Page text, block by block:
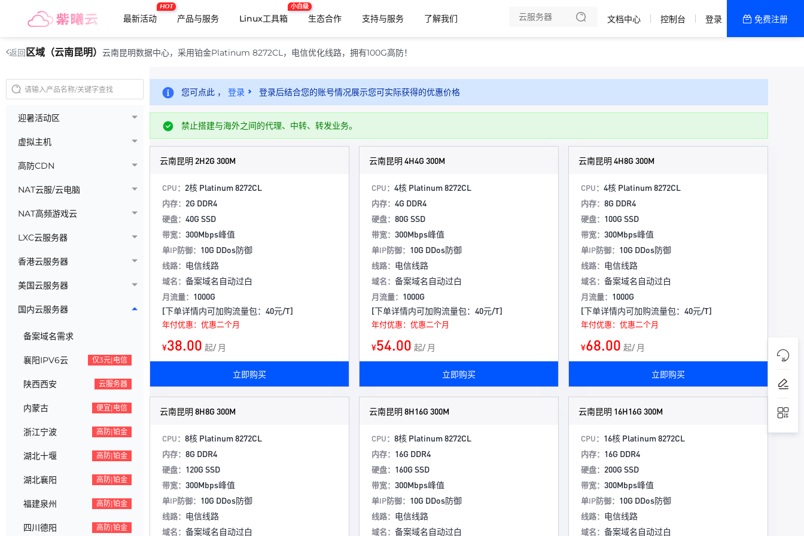
最新活动
HOT
产品与服务 Linux工具箱
小白级
生态合作 支持与服务
了解我们
香港主机
文档中心 控制台 登录 免费注册
返回 区域（云南昆明） 云南昆明数据中心，采用铂金Platinum 8272CL，电信优化线路，拥有100G高防！
迎暑活动区
虚拟主机
高防CDN
NAT云服/云电脑
NAT高频游戏云
LXC云服务器
香港云服务器
美国云服务器
国内云服务器
备案域名需求
襄阳IPV6云 仅3元|电信
陕西西安 云服务器
内蒙古 便宜|电信
浙江宁波 高防|铂金
湖北十堰 高防|铂金
湖北襄阳 高防|铂金
福建泉州 高防|铂金
四川德阳 高防|铂金
您可点此 ， 登录 登录后结合您的账号情况展示您可实际获得的优惠价格
禁止搭建与海外之间的代理、中转、转发业务。
云南昆明 2H2G 300M
CPU： 2核 Platinum 8272CL
内存： 2G DDR4
硬盘： 40G SSD
带宽： 300Mbps峰值
单IP防御： 10G DDos防御
线路： 电信线路
域名： 备案域名自动过白
月流量： 1000G
[下单详情内可加购流量包：40元/T]
年付优惠：优惠二个月
¥38.00 起/ 月
立即购买
云南昆明 4H4G 300M
CPU： 4核 Platinum 8272CL
内存： 4G DDR4
硬盘： 80G SSD
带宽： 300Mbps峰值
单IP防御： 10G DDos防御
线路： 电信线路
域名： 备案域名自动过白
月流量： 1000G
[下单详情内可加购流量包：40元/T]
年付优惠：优惠二个月
¥54.00 起/ 月
立即购买
云南昆明 4H8G 300M
CPU： 4核 Platinum 8272CL
内存： 8G DDR4
硬盘： 100G SSD
带宽： 300Mbps峰值
单IP防御： 10G DDos防御
线路： 电信线路
域名： 备案域名自动过白
月流量： 1000G
[下单详情内可加购流量包：40元/T]
年付优惠：优惠二个月
¥68.00 起/ 月
立即购买
云南昆明 8H8G 300M
CPU： 8核 Platinum 8272CL
内存： 8G DDR4
硬盘： 120G SSD
带宽： 300Mbps峰值
单IP防御： 10G DDos防御
线路： 电信线路
域名： 备案域名自动过白
云南昆明 8H16G 300M
CPU： 8核 Platinum 8272CL
内存： 16G DDR4
硬盘： 160G SSD
带宽： 300Mbps峰值
单IP防御： 10G DDos防御
线路： 电信线路
域名： 备案域名自动过白
云南昆明 16H16G 300M
CPU： 16核 Platinum 8272CL
内存： 16G DDR4
硬盘： 200G SSD
带宽： 300Mbps峰值
单IP防御： 10G DDos防御
线路： 电信线路
域名： 备案域名自动过白